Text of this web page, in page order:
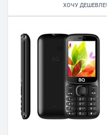
ХОЧУ ДЕШЕВЛЕ!